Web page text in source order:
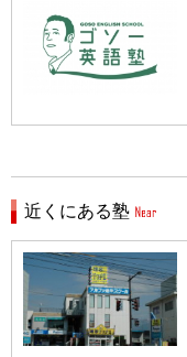
近くにある塾